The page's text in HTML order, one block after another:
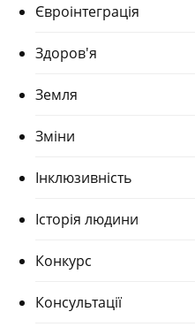
Євроінтеграція
Здоров'я
Земля
Зміни
Інклюзивність
Історія людини
Конкурс
Консультації